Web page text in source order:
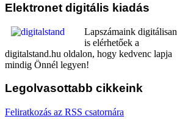
Elektronet digitális kiadás
Lapszámaink digitálisan
is elérhetőek a
digitalstand.hu oldalon, hogy kedvenc lapja
mindig Önnél legyen!
Legolvasottabb cikkeink
Feliratkozás az RSS csatornára